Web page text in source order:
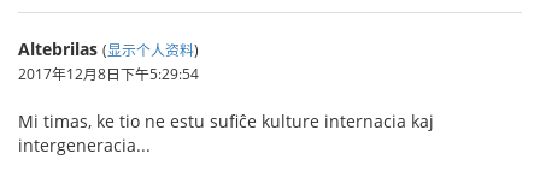
Altebrilas (显示个人资料)
2017年12月8日下午5:29:54
Mi timas, ke tio ne estu sufiĉe kulture internacia kaj
intergeneracia...